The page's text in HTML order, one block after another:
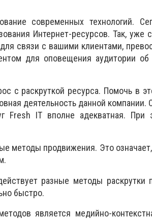
современных технологий.
Интернет-ресурсов. Так, уже
связи с вашими клиентами,
для оповещения аудитории об
с раскруткой ресурса. Помочь в
деятельность данной компании.
Fresh IT вполне адекватная. При
методы продвижения. Это
разные методы раскрутки
быстро.
является медийно-